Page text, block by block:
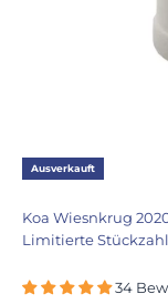
Ausverkauft
Koa Wiesnkrug
Limitierte Stückzahl
34